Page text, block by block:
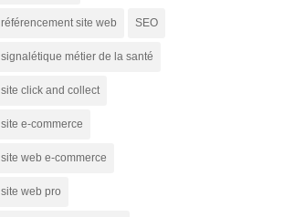
référencement site web SEO
signalétique métier de la santé
site click and collect
site e-commerce
site web e-commerce
site web pro